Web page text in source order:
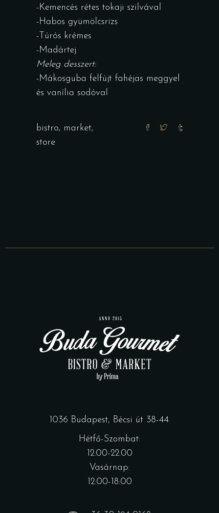
-Kemencés rétes tokaji szilvával
-Habos gyümölcsrizs
-Túrós krémes
-Madártej
Meleg desszert:
-Mákosguba felfújt fahéjas meggyel
és vanília sodóval
bistro, market,
store
1036 Budapest, Bécsi út 38-44.
Hétfő-Szombat:
12:00-22:00
Vasárnap:
12:00-18:00